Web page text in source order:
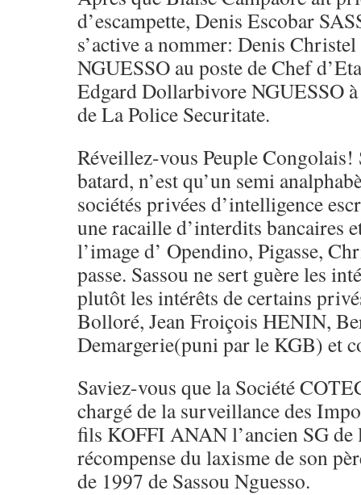
d’escampette, Denis Escobar
s’active a nommer: Denis
NGUESSO au poste de Chef
Edgard Dollarbivore NGUESSO
de La Police Securitate.
Réveillez-vous Peuple Congolais!
batard, n’est qu’un semi
sociétés privées d’intelligence
une racaille d’interdits bancaires
l’image d’ Opendino, Pigasse,
passe. Sassou ne sert guère les
plutôt les intérêts de certains
Bolloré, Jean Froiçois HENIN,
Demargerie(puni par le KGB) et
Saviez-vous que la Société
chargé de la surveillance des
fils KOFFI ANAN l’ancien SG de
récompense du laxisme de son
de 1997 de Sassou Nguesso.